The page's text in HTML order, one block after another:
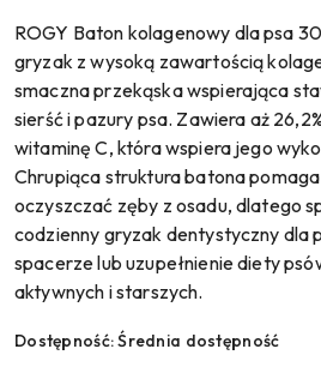
ROGY Baton kolagenowy dla psa
gryzak z wysoką zawartością
smaczna przekąska wspierająca
sierść i pazury psa. Zawiera aż
witaminę C, która wspiera jego
Chrupiąca struktura batona
oczyszczać zęby z osadu, dlatego
codzienny gryzak dentystyczny dla
spacerze lub uzupełnienie diety
aktywnych i starszych.
Dostępność:Średnia dostępność